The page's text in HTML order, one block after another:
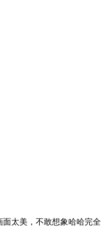
太美，不敢想象哈哈完全